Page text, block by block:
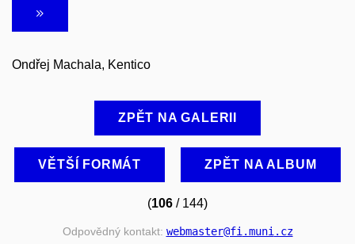
Ondřej Machala, Kentico
ZPĚT NA GALERII
VĚTŠÍ FORMÁT ZPĚT NA ALBUM
(106 / 144)
Odpovědný kontakt: webmaster@fi .muni .cz